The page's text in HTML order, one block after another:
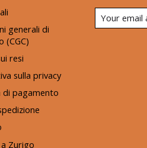
generali di
(CGC)
resi
sulla privacy
di pagamento
Zurigo